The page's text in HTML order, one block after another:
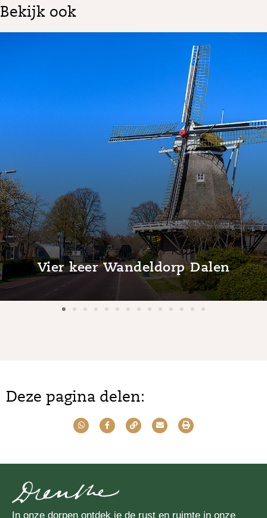
Bekijk ook
Molen De Bente
Deze pagina delen:
In onze dorpen ontdek je de rust en ruimte in onze